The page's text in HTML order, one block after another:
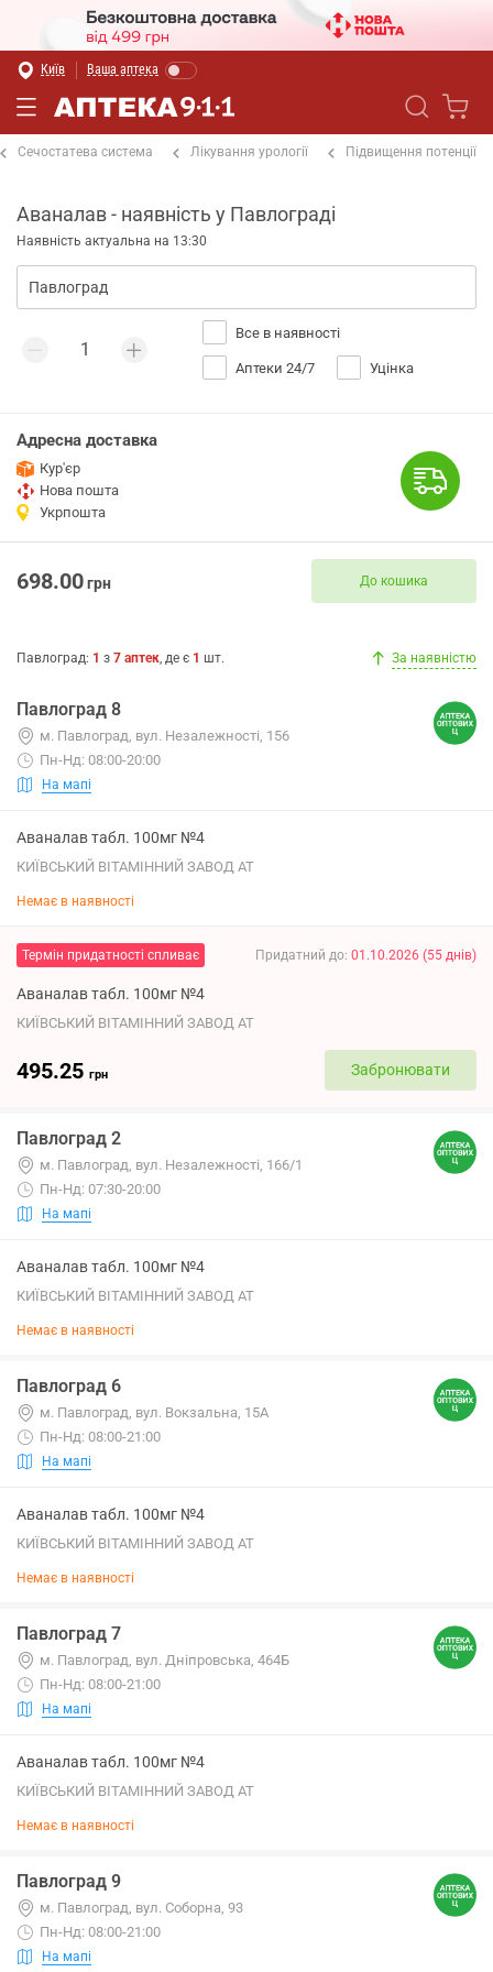
Київ Ваша аптека
Сечостатева система Лікування урології Підвищення потенції
Аваналав - наявність у Павлограді
Наявність актуальна на 13:30
Все в наявності
Аптеки 24/7 Уцінка
Адресна доставка
Кур'єр
Нова пошта
Укрпошта
698.00грн До кошика
Павлоград: 1 з 7 аптек, де є 1 шт. За наявністю
Павлоград 8
м. Павлоград, вул. Незалежності, 156
Пн-Нд: 08:00-20:00
На мапі
Аваналав табл. 100мг №4
КИЇВСЬКИЙ ВІТАМІННИЙ ЗАВОД АТ
Немає в наявності
Термін придатності спливає Придатний до: 01.10.2026 (55 днів)
Аваналав табл. 100мг №4
КИЇВСЬКИЙ ВІТАМІННИЙ ЗАВОД АТ
495.25 грн Забронювати
Павлоград 2
м. Павлоград, вул. Незалежності, 166/1
Пн-Нд: 07:30-20:00
На мапі
Аваналав табл. 100мг №4
КИЇВСЬКИЙ ВІТАМІННИЙ ЗАВОД АТ
Немає в наявності
Павлоград 6
м. Павлоград, вул. Вокзальна, 15А
Пн-Нд: 08:00-21:00
На мапі
Аваналав табл. 100мг №4
КИЇВСЬКИЙ ВІТАМІННИЙ ЗАВОД АТ
Немає в наявності
Павлоград 7
м. Павлоград, вул. Дніпровська, 464Б
Пн-Нд: 08:00-21:00
На мапі
Аваналав табл. 100мг №4
КИЇВСЬКИЙ ВІТАМІННИЙ ЗАВОД АТ
Немає в наявності
Павлоград 9
м. Павлоград, вул. Соборна, 93
Пн-Нд: 08:00-21:00
На мапі